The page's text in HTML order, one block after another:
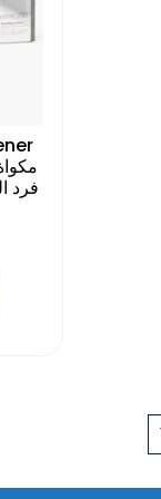
فرد